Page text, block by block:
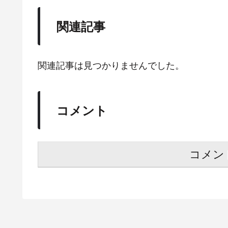
関連記事
関連記事は見つかりませんでした。
コメント
コメン